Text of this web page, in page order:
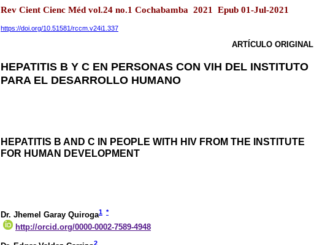
Rev Cient Cienc Méd vol.24 no.1 Cochabamba 2021 Epub 01-Jul-2021
https://doi.org/10.51581/rccm.v24i1.337
ARTÍCULO ORIGINAL
HEPATITIS B Y C EN PERSONAS CON VIH DEL INSTITUTO
PARA EL DESARROLLO HUMANO
HEPATITIS B AND C IN PEOPLE WITH HIV FROM THE INSTITUTE
FOR HUMAN DEVELOPMENT
Dr. Jhemel Garay Quiroga1 *
http://orcid.org/0000-0002-7589-4948
2